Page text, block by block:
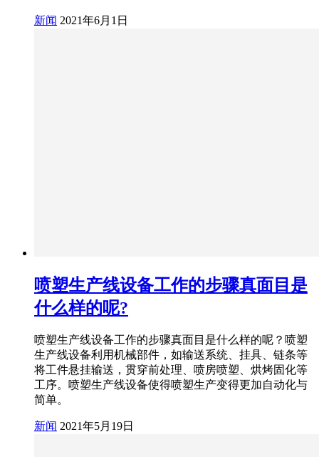
新闻 2021年6月1日
喷塑生产线设备工作的步骤真面目是
什么样的呢?
喷塑生产线设备工作的步骤真面目是什么样的呢？喷塑
生产线设备利用机械部件，如输送系统、挂具、链条等
将工件悬挂输送，贯穿前处理、喷房喷塑、烘烤固化等
工序。喷塑生产线设备使得喷塑生产变得更加自动化与
简单。
新闻 2021年5月19日